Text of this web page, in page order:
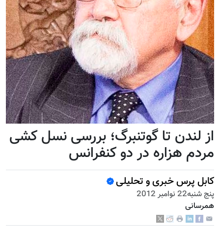
از لندن تا گوتنبرگ؛ بررسی نسل کشی
مردم هزاره در دو کنفرانس
کابل پرس خبری و تحلیلی
پنج شنبه22 نوامبر 2012
همرسانی